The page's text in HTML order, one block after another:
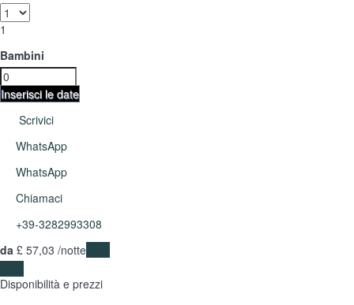
1
Bambini
Inserisci le date
Scrivici
WhatsApp
WhatsApp
Chiamaci
+39-3282993308
da £ 57,03 /notte
Disponibilità e prezzi